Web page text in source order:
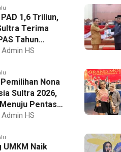
1,6 Triliun,
Terima
Tahun
2027
Admin HS
Nona
Sultra 2026,
Pentas
Admin HS
UMKM Naik